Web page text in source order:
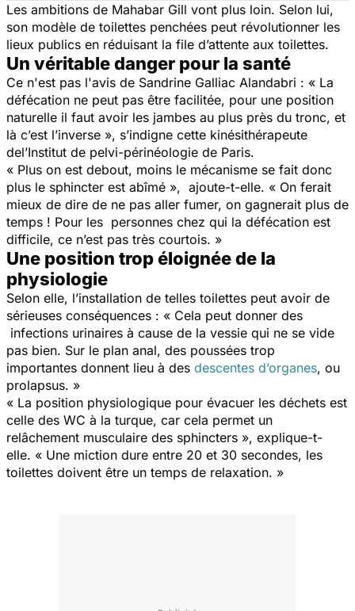
Les ambitions de Mahabar Gill vont plus loin. Selon lui,
son modèle de toilettes penchées peut révolutionner les
lieux publics en réduisant la file d’attente aux toilettes.
Un véritable danger pour la santé
Ce n'est pas l'avis de Sandrine Galliac Alandabri : « La
défécation ne peut pas être facilitée, pour une position
naturelle il faut avoir les jambes au plus près du tronc, et
là c’est l’inverse », s’indigne cette kinésithérapeute
del’Institut de pelvi-périnéologie de Paris.
« Plus on est debout, moins le mécanisme se fait donc
plus le sphincter est abîmé », ajoute-t-elle. « On ferait
mieux de dire de ne pas aller fumer, on gagnerait plus de
temps ! Pour les personnes chez qui la défécation est
difficile, ce n’est pas très courtois. »
Une position trop éloignée de la
physiologie
Selon elle, l’installation de telles toilettes peut avoir de
sérieuses conséquences : « Cela peut donner des
infections urinaires à cause de la vessie qui ne se vide
pas bien. Sur le plan anal, des poussées trop
importantes donnent lieu à des descentes d’organes, ou
prolapsus. »
« La position physiologique pour évacuer les déchets est
celle des WC à la turque, car cela permet un
relâchement musculaire des sphincters », explique-t-
elle. « Une miction dure entre 20 et 30 secondes, les
toilettes doivent être un temps de relaxation. »